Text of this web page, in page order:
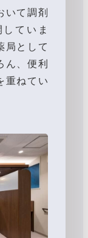
いて調剤
ていま
局として
ん、便利
重ねてい